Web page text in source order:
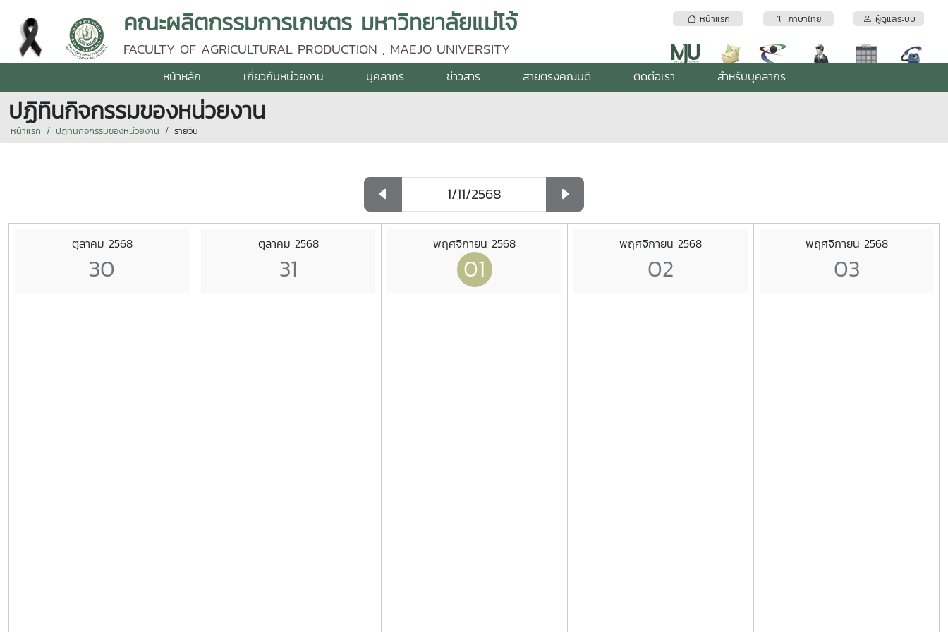
หน้าแรก ภาษาไทย ผู้ดูแลระบบ
คณะผลิตกรรมการเกษตร มหาวิทยาลัยแม่โจ้
FACULTY OF AGRICULTURAL PRODUCTION , MAEJO UNIVERSITY
หน้าหลัก เกี่ยวกับหน่วยงาน บุคลากร ข่าวสาร สายตรงคณบดี ติดต่อเรา สำหรับบุคลากร
ปฏิทินกิจกรรมของหน่วยงาน
หน้าแรก ปฏิทินกิจกรรมของหน่วยงาน รายวัน
ตุลาคม 2568
30
ตุลาคม 2568
31
พฤศจิกายน 2568
01
พฤศจิกายน 2568
02
พฤศจิกายน 2568
03